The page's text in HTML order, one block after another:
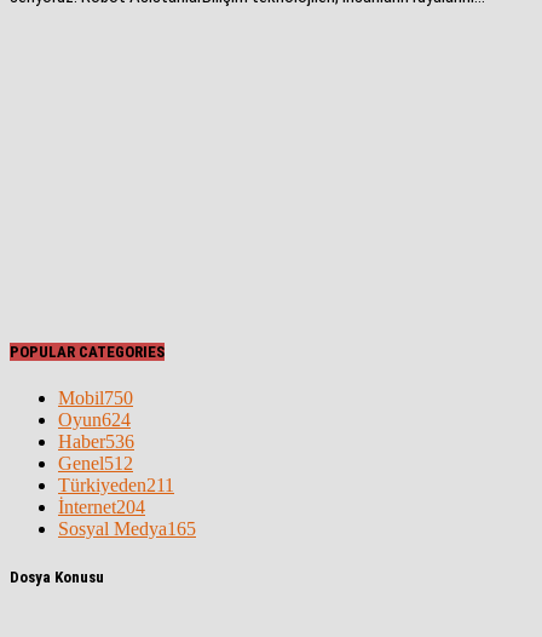
POPULAR CATEGORIES
Mobil750
Oyun624
Haber536
Genel512
Türkiyeden211
İnternet204
Sosyal Medya165
Dosya Konusu